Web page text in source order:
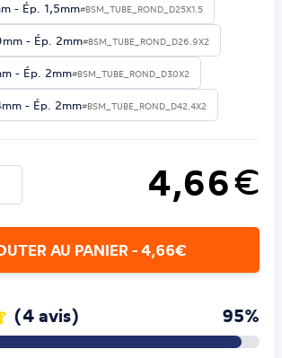
- Ép. 1,5mm#BSM_TUBE_ROND_D25X1.5
- Ép. 2mm#BSM_TUBE_ROND_D26.9X2
- Ép. 2mm#BSM_TUBE_ROND_D30X2
- Ép. 2mm#BSM_TUBE_ROND_D42.4X2
4,66€
AU PANIER - 4,66€
(4 avis) 95%